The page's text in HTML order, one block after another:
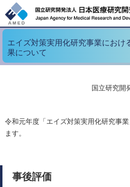
エイズ対策実用化研究事業におけ
果について
国立研究開
令和元年度「エイズ対策実用化研究事
ます。
事後評価